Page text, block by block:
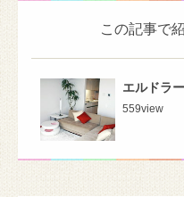
この記事で
エルドラ
559view